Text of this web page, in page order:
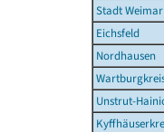
Stadt Weimar
Eichsfeld
Nordhausen
Unstrut-